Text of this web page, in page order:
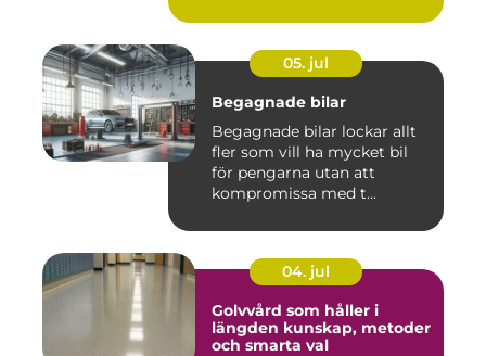
05. jul
Begagnade bilar
Begagnade bilar lockar allt
fler som vill ha mycket bil
för pengarna utan att
kompromissa med t...
04. jul
Golvvård som håller i
längden kunskap, metoder
och smarta val